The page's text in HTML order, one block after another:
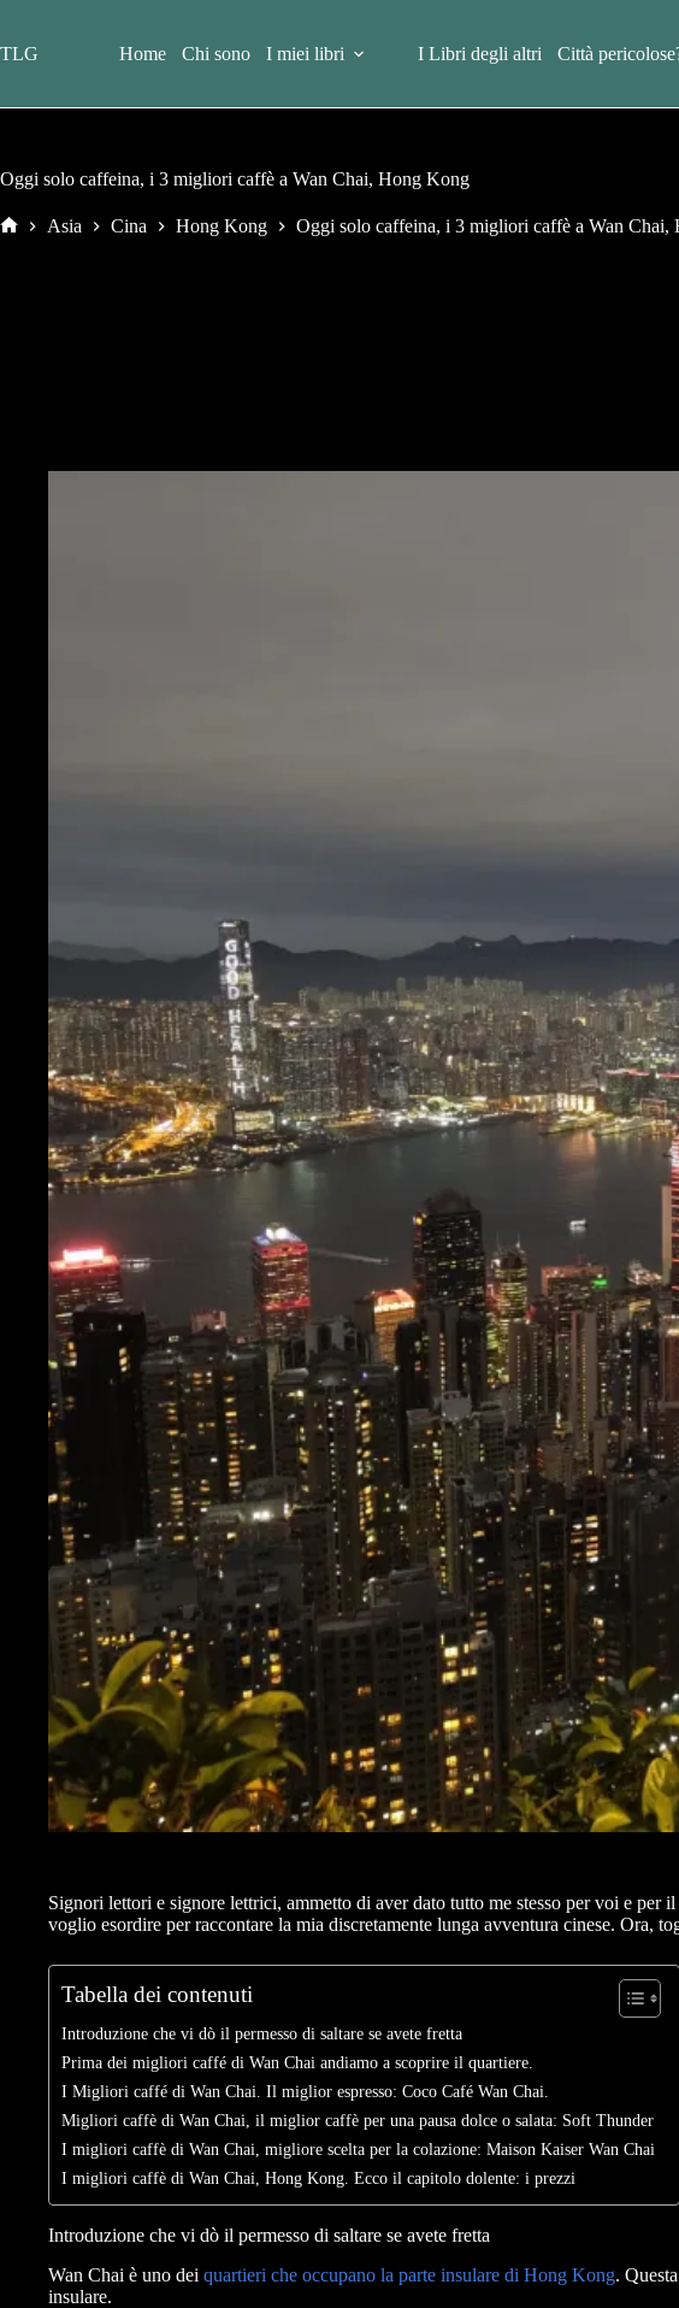
contenuto
TLG Home Chi sono I miei libri I Libri degli altri Città
Oggi solo caffeina, i 3 migliori caffè a Wan Chai, Hong Kong
Asia Cina Hong Kong Oggi solo caffeina, i 3 migliori caffè a Wan Chai,
Signori lettori e signore lettrici, ammetto di aver dato tutto me stesso per voi e
voglio esordire per raccontare la mia discretamente lunga avventura cinese. Ora,
Tabella dei contenuti
Introduzione che vi dò il permesso di saltare se avete fretta
Prima dei migliori caffé di Wan Chai andiamo a scoprire il quartiere.
I Migliori caffé di Wan Chai. Il miglior espresso: Coco Café Wan Chai.
Migliori caffè di Wan Chai, il miglior caffè per una pausa dolce o salata: Soft Thunder
I migliori caffè di Wan Chai, migliore scelta per la colazione: Maison Kaiser Wan Chai
I migliori caffè di Wan Chai, Hong Kong. Ecco il capitolo dolente: i prezzi
Introduzione che vi dò il permesso di saltare se avete fretta
Wan Chai è uno dei quartieri che occupano la parte insulare di Hong Kong.
insulare.